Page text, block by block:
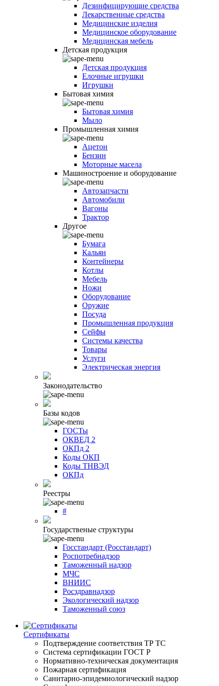
Дезинфицирующие средства
Лекарственные средства
Медицинские изделия
Медицинское оборудование
Медицинская мебель
Детская продукция
Детская продукция
Елочные игрушки
Игрушки
Бытовая химия
Бытовая химия
Мыло
Промышленная химия
Ацетон
Бензин
Моторные масела
Машиностроение и оборудование
Автозапчасти
Автомобили
Вагоны
Трактор
Другое
Бумага
Кальян
Контейнеры
Котлы
Мебель
Ножи
Оборудование
Оружие
Посуда
Промышленная продукция
Сейфы
Системы качества
Товары
Услуги
Электрическая энергия
Законодательство
Базы кодов
ГОСТы
ОКВЕД 2
ОКПд 2
Коды ОКП
Коды ТНВЭД
ОКПд
Реестры
#
Государственые структуры
Госстандарт (Росстандарт)
Роспотребнадзор
Таможенный надзор
МЧС
ВНИИС
Росздравнадзор
Экологический надзор
Таможенный союз
Сертификаты
Подтверждение соответствия ТР ТС
Система сертификации ГОСТ Р
Нормативно-техническая документация
Пожарная сертификация
Санитарно-эпидемиологический надзор